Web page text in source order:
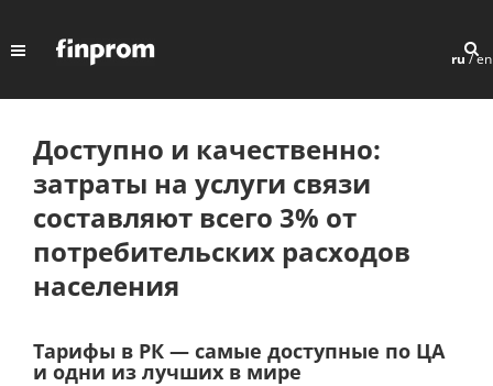
ru/en
Доступно и качественно:
затраты на услуги связи
составляют всего 3% от
потребительских расходов
населения
Тарифы в РК — самые доступные по ЦА
и одни из лучших в мире